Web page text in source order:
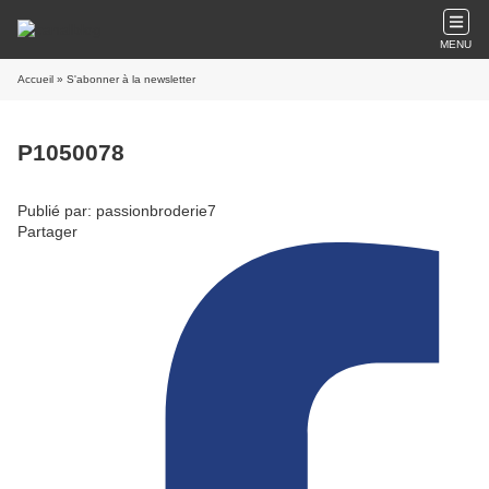
MENU
Accueil » S'abonner à la newsletter
P1050078
Publié par: passionbroderie7
Partager